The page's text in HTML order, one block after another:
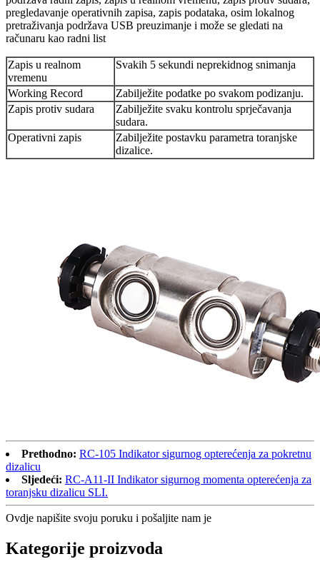
pregledavanje operativnih zapisa, zapis podataka, osim lokalnog
pretraživanja podržava USB preuzimanje i može se gledati na
računaru kao radni list
Zapis u realnom
vremenu
Svakih 5 sekundi neprekidnog snimanja
Working Record
Zabilježite podatke po svakom podizanju.
Zapis protiv sudara
Zabilježite svaku kontrolu sprječavanja
sudara.
Operativni zapis
Zabilježite postavku parametra toranjske
dizalice.
Prethodno: RC-105 Indikator sigurnog opterećenja za pokretnu
dizalicu
Sljedeći: RC-A11-II Indikator sigurnog momenta opterećenja za
toranjsku dizalicu SLI.
Ovdje napišite svoju poruku i pošaljite nam je
Kategorije proizvoda